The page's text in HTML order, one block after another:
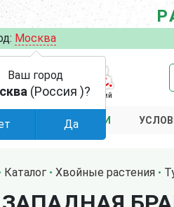
Москва
АКЦИИ
Каталог Хвойные растения
Ваш город
(Россия )?
Да